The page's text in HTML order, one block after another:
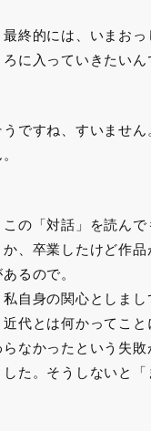
終的には、いまおっ
に入っていきたい
ですね、すいません
の「対話」を読んで
か、卒業したけど作
るので。
自身の関心としまし
近代とは何かってこ
らなかったという失
した。そうしないと